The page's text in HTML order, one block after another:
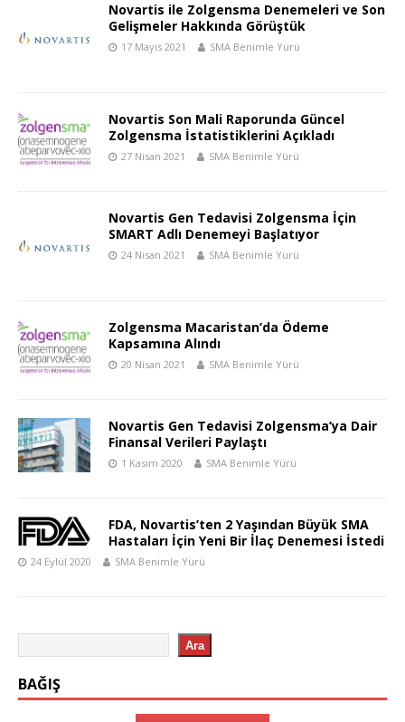
Novartis ile Zolgensma Denemeleri ve Son
Gelişmeler Hakkında Görüştük
17 Mayıs 2021 SMA Benimle Yürü
Novartis Son Mali Raporunda Güncel
Zolgensma İstatistiklerini Açıkladı
27 Nisan 2021 SMA Benimle Yürü
Novartis Gen Tedavisi Zolgensma İçin
SMART Adlı Denemeyi Başlatıyor
24 Nisan 2021 SMA Benimle Yürü
Zolgensma Macaristan’da Ödeme
Kapsamına Alındı
20 Nisan 2021 SMA Benimle Yürü
Novartis Gen Tedavisi Zolgensma’ya Dair
Finansal Verileri Paylaştı
1 Kasım 2020 SMA Benimle Yürü
FDA, Novartis’ten 2 Yaşından Büyük SMA
Hastaları İçin Yeni Bir İlaç Denemesi İstedi
24 Eylül 2020 SMA Benimle Yürü
Ara
BAĞIŞ